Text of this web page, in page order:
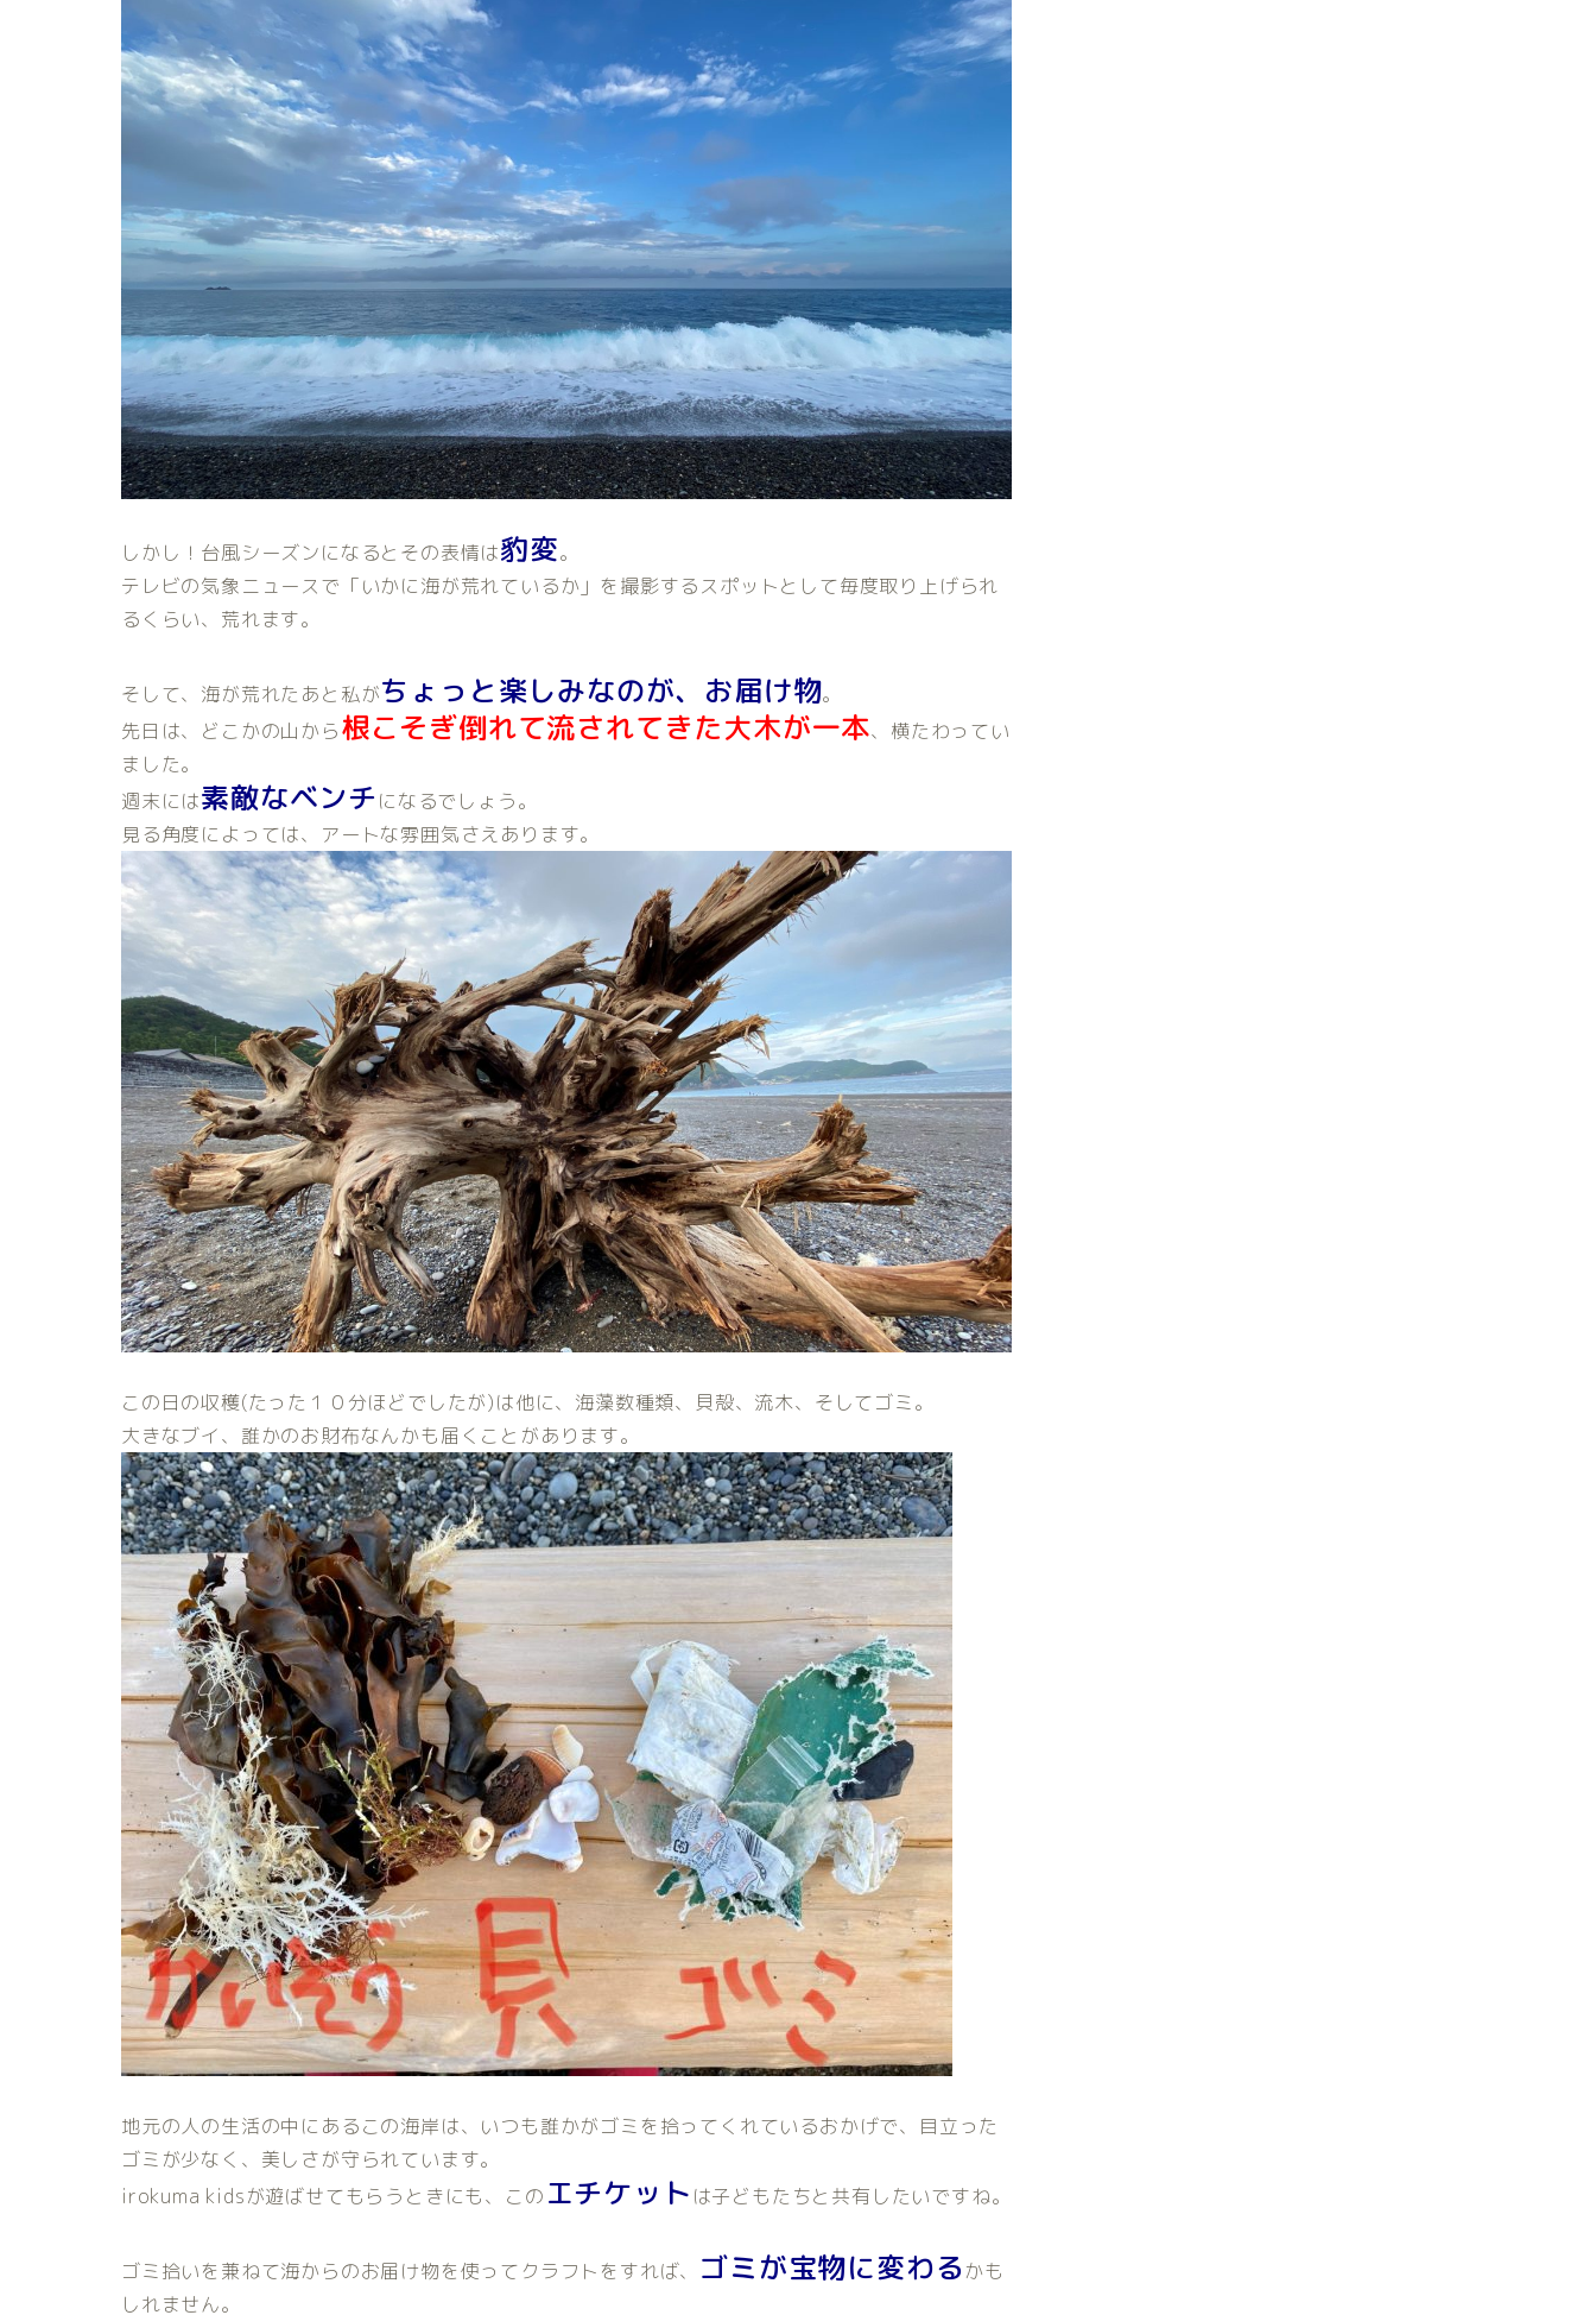
しかし！台風シーズンになるとその表情は豹変。
テレビの気象ニュースで「いかに海が荒れているか」を撮影するスポットとして毎度取り上げられ
るくらい、荒れます。
そして、海が荒れたあと私がちょっと楽しみなのが、お届け物。
先日は、どこかの山から根こそぎ倒れて流されてきた大木が一本、横たわってい
ました。
週末には素敵なベンチ になるでしょう。
見る角度によっては、アートな雰囲気さえあります。
この日の収穫(たった１０分ほどでしたが)は他に、海藻数種類、貝殻、流木、そしてゴミ。
大きなブイ、誰かのお財布なんかも届くことがあります。
地元の人の生活の中にあるこの海岸は、いつも誰かがゴミを拾ってくれているおかげで、目立った
ゴミが少なく、美しさが守られています。
irokuma kidsが遊ばせてもらうときにも、この エチケット は子どもたちと共有したいですね。
ゴミ拾いを兼ねて海からのお届け物を使ってクラフトをすれば、 ゴミが宝物に変わるかも
しれません。